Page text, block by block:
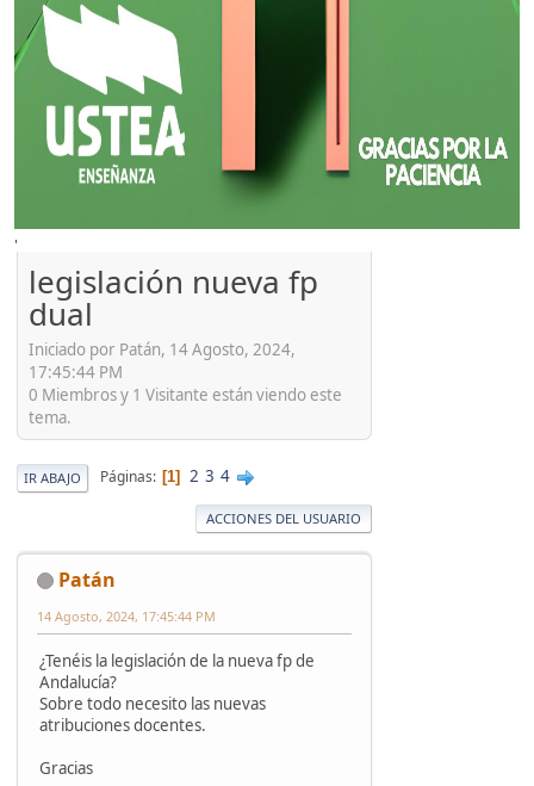
'
legislación nueva fp
dual
Iniciado por Patán, 14 Agosto, 2024,
17:45:44 PM
0 Miembros y 1 Visitante están viendo este
tema.
IR ABAJO Páginas 1 2 3 4
ACCIONES DEL USUARIO
Patán
14 Agosto, 2024, 17:45:44 PM
¿Tenéis la legislación de la nueva fp de
Andalucía?
Sobre todo necesito las nuevas
atribuciones docentes.
Gracias